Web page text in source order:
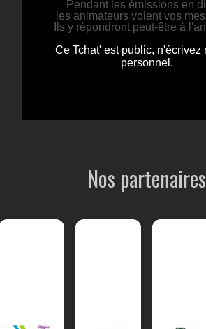
Nos partenaires